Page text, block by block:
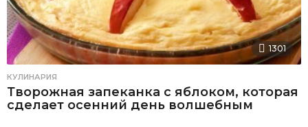
1301
КУЛИНАРИЯ
Творожная запеканка с яблоком, которая
сделает осенний день волшебным